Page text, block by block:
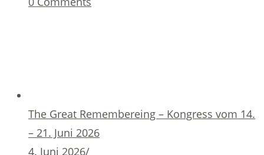
The Great Remembereing – Kongress vom 14.
– 21. Juni 2026
4. Juni 2026/